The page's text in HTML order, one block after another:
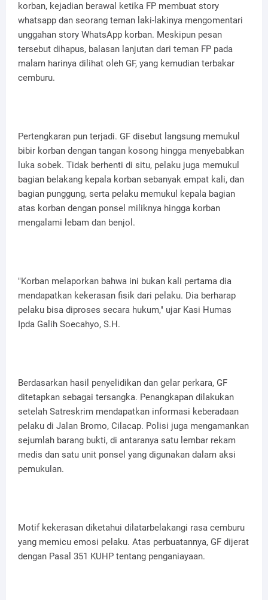
korban, kejadian berawal ketika FP membuat story
whatsapp dan seorang teman laki-lakinya mengomentari
unggahan story WhatsApp korban. Meskipun pesan
tersebut dihapus, balasan lanjutan dari teman FP pada
malam harinya dilihat oleh GF, yang kemudian terbakar
cemburu.
Pertengkaran pun terjadi. GF disebut langsung memukul
bibir korban dengan tangan kosong hingga menyebabkan
luka sobek. Tidak berhenti di situ, pelaku juga memukul
bagian belakang kepala korban sebanyak empat kali, dan
bagian punggung, serta pelaku memukul kepala bagian
atas korban dengan ponsel miliknya hingga korban
mengalami lebam dan benjol.
"Korban melaporkan bahwa ini bukan kali pertama dia
mendapatkan kekerasan fisik dari pelaku. Dia berharap
pelaku bisa diproses secara hukum," ujar Kasi Humas
Ipda Galih Soecahyo, S.H.
Berdasarkan hasil penyelidikan dan gelar perkara, GF
ditetapkan sebagai tersangka. Penangkapan dilakukan
setelah Satreskrim mendapatkan informasi keberadaan
pelaku di Jalan Bromo, Cilacap. Polisi juga mengamankan
sejumlah barang bukti, di antaranya satu lembar rekam
medis dan satu unit ponsel yang digunakan dalam aksi
pemukulan.
Motif kekerasan diketahui dilatarbelakangi rasa cemburu
yang memicu emosi pelaku. Atas perbuatannya, GF dijerat
dengan Pasal 351 KUHP tentang penganiayaan.